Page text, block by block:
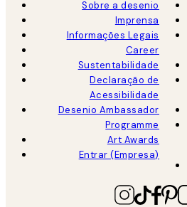
Sobre a desenio
Imprensa
Informações Legais
Career
Sustentabilidade
Declaração de
Acessibilidade
Desenio Ambassador
Programme
Art Awards
Entrar (Empresa)